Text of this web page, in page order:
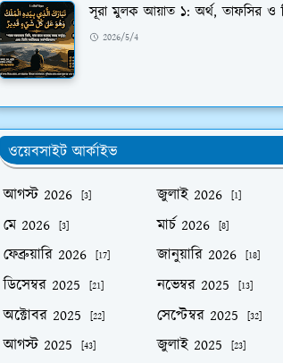
সূরা মুলক আয়াত ১: অর্থ, তাফসির ও
2026/5/4
ওয়েবসাইট আর্কাইভ
আগস্ট 2026
[3] জুলাই 2026 [1]
মে 2026 [3] মার্চ 2026 [8]
ফেব্রুয়ারি 2026 [17] জানুয়ারি 2026 [18]
ডিসেম্বর 2025 [21] নভেম্বর 2025 [13]
অক্টোবর 2025 [22] সেপ্টেম্বর 2025 [32]
আগস্ট 2025 [43] জুলাই 2025 [23]